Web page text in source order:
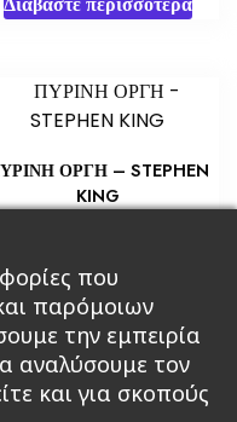
ΟΡΓΗ – STEPHEN
KING
Προσθήκη στο καλάθι
που
παρόμοιων
την εμπειρία
αναλύσουμε τον
και για σκοπούς